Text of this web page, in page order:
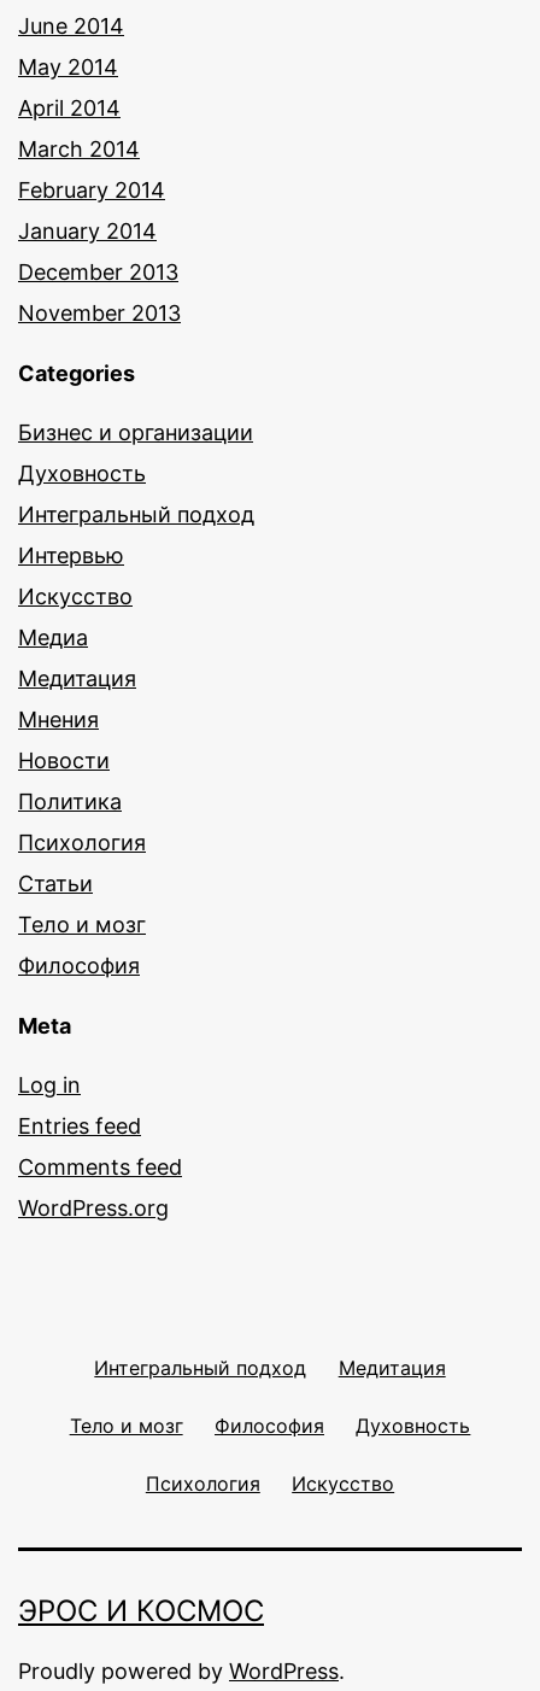
June 2014
May 2014
April 2014
March 2014
February 2014
January 2014
December 2013
November 2013
Categories
Бизнес и организации
Духовность
Интегральный подход
Интервью
Искусство
Медиа
Медитация
Мнения
Новости
Политика
Психология
Статьи
Тело и мозг
Философия
Meta
Log in
Entries feed
Comments feed
WordPress.org
Интегральный подход Медитация
Тело и мозг Философия Духовность
Психология Искусство
ЭРОС И КОСМОС
Proudly powered by WordPress.